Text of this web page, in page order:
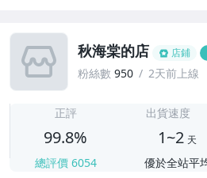
秋海棠的店 店鋪
粉絲數 950 2天前上線
正評
99.8%
總評價 6054
出貨速度
1~2 天
優於全站平